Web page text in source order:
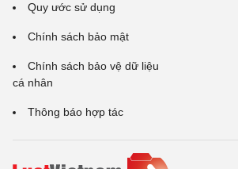
Quy ước sử dụng
Chính sách bảo mật
Chính sách bảo vệ dữ liệu
cá nhân
Thông báo hợp tác